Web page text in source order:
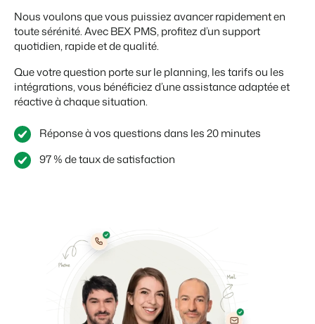
Nous voulons que vous puissiez avancer rapidement en
toute sérénité. Avec BEX PMS, profitez d’un support
quotidien, rapide et de qualité.
Que votre question porte sur le planning, les tarifs ou les
intégrations, vous bénéficiez d’une assistance adaptée et
réactive à chaque situation.
Réponse à vos questions dans les 20 minutes
97 % de taux de satisfaction